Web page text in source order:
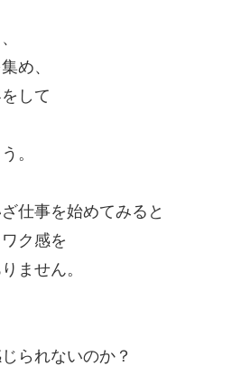
め、
して
。
仕事を始めてみると
ク感を
ません。
られないのか？